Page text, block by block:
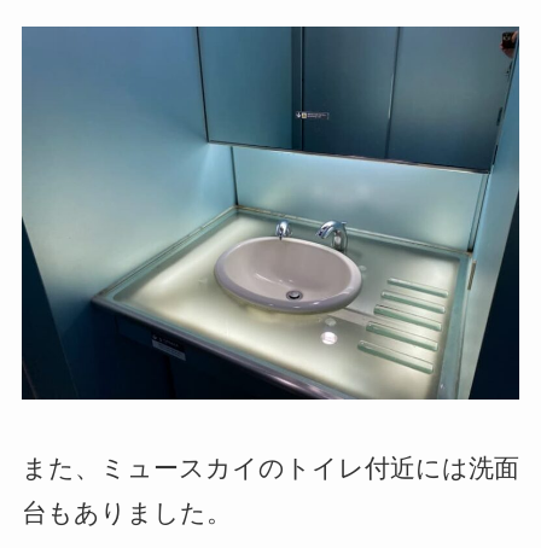
また、ミュースカイのトイレ付近には洗面
台もありました。